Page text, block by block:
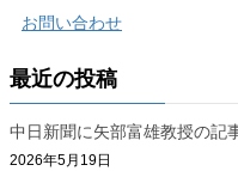
の
ペ
ー
ジ
ジ
ペ
ジ
お問い合わせ
最近の投稿
中日新聞に矢部富雄教授の記
2026年5月19日